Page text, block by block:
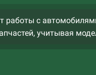
с
учитывая